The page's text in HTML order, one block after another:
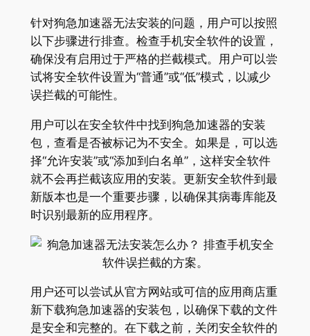
针对狗急加速器无法安装的问题，用户可以按照
以下步骤进行排查。检查手机安全软件的设置，
确保没有启用过于严格的拦截模式。用户可以尝
试将安全软件设置为“普通”或“低”模式，以减少
误拦截的可能性。
用户可以在安全软件中找到狗急加速器的安装
包，查看是否被标记为不安全。如果是，可以选
择“允许安装”或“添加到白名单”，这样安全软件
就不会再拦截该应用的安装。更新安全软件到最
新版本也是一个重要步骤，以确保其病毒库能及
时识别最新的应用程序。
用户还可以尝试从官方网站或可信的应用商店重
新下载狗急加速器的安装包，以确保下载的文件
是安全和完整的。在下载之前，关闭安全软件的